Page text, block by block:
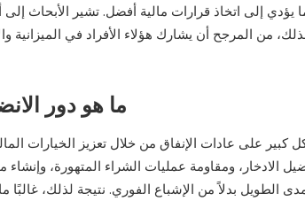
إلى اتخاذ قرارات مالية أفضل. تشير الأبحاث إلى
من المرجح أن يشارك هؤلاء الأفراد في الميزانية
ما هو دور
كبير على عادات الإنفاق من خلال تعزيز الخيارات
الادخار، ومقاومة عمليات الشراء المتهورة، وإنشاء
الطويل بدلاً من الإشباع الفوري. نتيجة لذلك،